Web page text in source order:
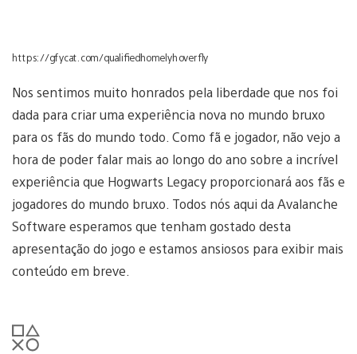
https://gfycat.com/qualifiedhomelyhoverfly
Nos sentimos muito honrados pela liberdade que nos foi
dada para criar uma experiência nova no mundo bruxo
para os fãs do mundo todo. Como fã e jogador, não vejo a
hora de poder falar mais ao longo do ano sobre a incrível
experiência que Hogwarts Legacy proporcionará aos fãs e
jogadores do mundo bruxo. Todos nós aqui da Avalanche
Software esperamos que tenham gostado desta
apresentação do jogo e estamos ansiosos para exibir mais
conteúdo em breve.